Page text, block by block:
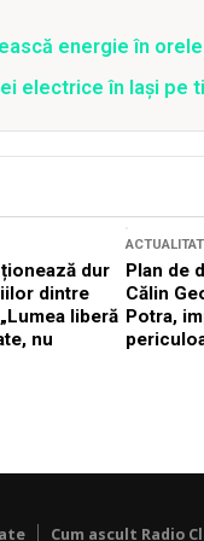
energie în
electrice în Iași pe
dur
dintre
liberă
nu
Plan de
Călin
Potra,
Cum ascult Radio